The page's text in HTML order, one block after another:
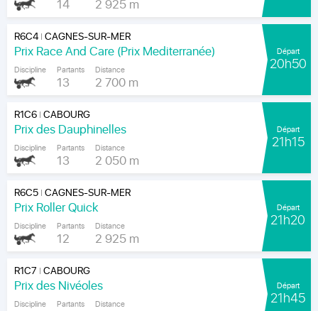
14 2 925 m
R6C4|CAGNES-SUR-MER
Prix Race And Care (Prix Mediterranée)
Discipline Partants
13
Distance
2 700 m
Départ
20h50
R1C6|CABOURG
Prix des Dauphinelles
Discipline Partants
13
Distance
2 050 m
Départ
21h15
R6C5|CAGNES-SUR-MER
Prix Roller Quick
Discipline Partants
12
Distance
2 925 m
Départ
21h20
R1C7 |CABOURG
Prix des Nivéoles
Discipline Partants Distance
Départ
21h45